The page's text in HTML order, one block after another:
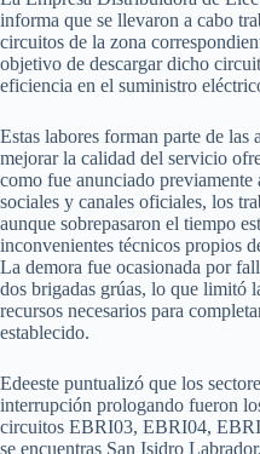
informa que se llevaron a cabo
circuitos de la zona
objetivo de descargar dicho
eficiencia en el suministro
Estas labores forman parte de las
mejorar la calidad del servicio
como fue anunciado previamente
sociales y canales oficiales, los
aunque sobrepasaron el tiempo
inconvenientes técnicos propios
La demora fue ocasionada por
dos brigadas grúas, lo que limitó
recursos necesarios para
establecido.
Edeeste puntualizó que los
interrupción prologando fueron
circuitos EBRI03, EBRI04,
se encuentras San Isidro